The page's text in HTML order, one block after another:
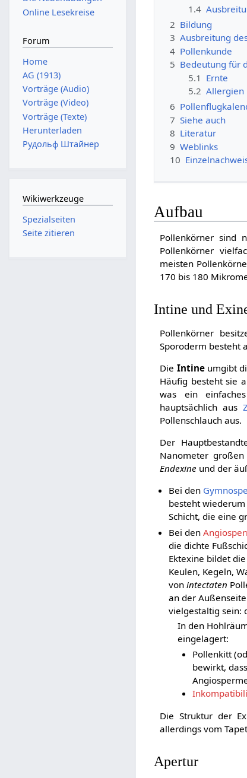
1.4
2 Bildung
3 Ausbreitung
4 Pollenkunde
5 Bedeutung für
5.1 Ernte
5.2 Allergien
6
7 Siehe auch
8 Literatur
9 Weblinks
10
Aufbau
Pollenkörner sind
Pollenkörner
meisten
170 bis 180
Intine und
Pollenkörner
Sporoderm besteht
Die Intineumgibt
Häufig besteht sie
was ein
hauptsächlich aus
Pollenschlauch aus.
Der
Nanometer
Endexine und der
Bei den
besteht
Schicht, die eine
Bei den
die dichte
Ektexine bildet die
Keulen, Kegeln,
von intectaten
an der
vielgestaltig sein:
In den
eingelagert:
Pollenkitt
bewirkt,
Die Struktur der
allerdings vom
Apertur
Online Lesekreise
Forum
Home
AG (1913)
Vorträge (Audio)
Vorträge (Video)
Vorträge (Texte)
Herunterladen
Рудольф Штайнер
Wikiwerkzeuge
Spezialseiten
Seite zitieren